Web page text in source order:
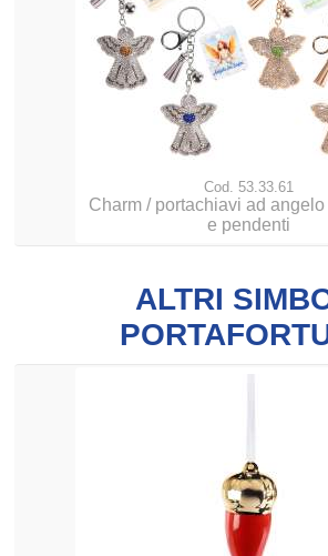
Cod. 53.33.61
Charm / portachiavi ad
e pendenti
ALTRI